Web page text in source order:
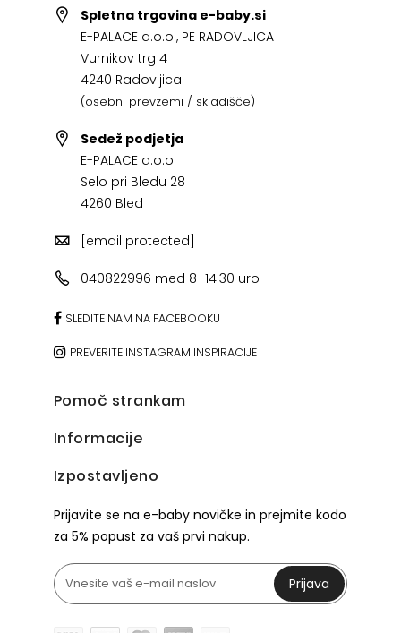
Spletna trgovina e-baby.si
E-PALACE d.o.o., PE RADOVLJICA
Vurnikov trg 4
4240 Radovljica
(osebni prevzemi / skladišče)
Sedež podjetja
E-PALACE d.o.o.
Selo pri Bledu 28
4260 Bled
[email protected]
040822996 med 8–14.30 uro
SLEDITE NAM NA FACEBOOKU
PREVERITE INSTAGRAM INSPIRACIJE
Pomoč strankam
Informacije
Izpostavljeno
Prijavite se na e-baby novičke in prejmite kodo
za 5% popust za vaš prvi nakup.
Prijava